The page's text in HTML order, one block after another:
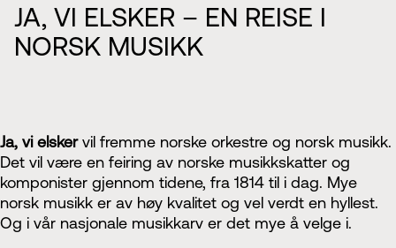
JA, VI ELSKER – EN REISE I
NORSK MUSIKK
Ja, vi elskervil fremme norske orkestre og norsk musikk.
Det vil være en feiring av norske musikkskatter og
komponister gjennom tidene, fra 1814 til i dag. Mye
norsk musikk er av høy kvalitet og vel verdt en hyllest.
Og i vår nasjonale musikkarv er det mye å velge i.